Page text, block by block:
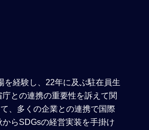
を経験し、22年に及ぶ駐在員生
との連携の重要性を訴えて関
、多くの企業との連携で国際
らSDGsの経営実装を手掛け